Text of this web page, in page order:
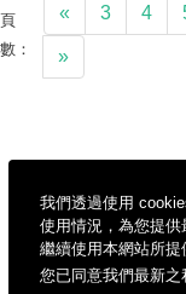
我們透過使用
使用情況，為您提
繼續使用本網站所
您已同意我們最新之
頁
數：
« 3 4
»
信報財經
Copyright ©